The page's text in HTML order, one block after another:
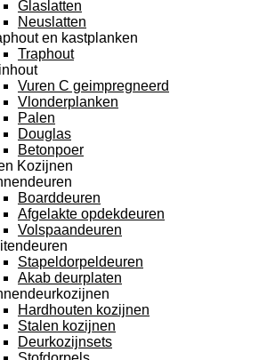
Glaslatten
Neuslatten
en kastplanken
Traphout
Vuren C geimpregneerd
Vlonderplanken
Palen
Douglas
Betonpoer
Kozijnen
Boarddeuren
Afgelakte opdekdeuren
Volspaandeuren
Stapeldorpeldeuren
Akab deurplaten
Hardhouten kozijnen
Stalen kozijnen
Deurkozijnsets